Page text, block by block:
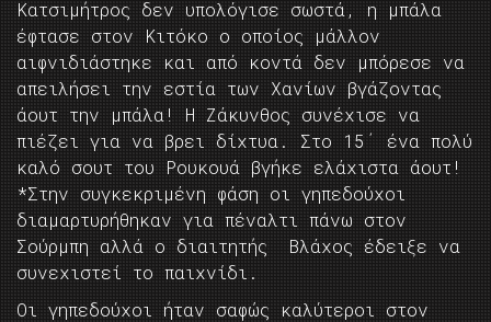
Κατσιμήτρος δεν υπολόγισε σωστά, η μπάλα
έφτασε στον Κιτόκο ο οποίος μάλλον
αιφνιδιάστηκε και από κοντά δεν μπόρεσε να
απειλήσει την εστία των Χανίων βγάζοντας
άουτ την μπάλα! Η Ζάκυνθος συνέχισε να
πιέζει για να βρει δίχτυα. Στο 15΄ ένα πολύ
καλό σουτ του Ρουκουά βγήκε ελάχιστα άουτ!
*Στην συγκεκριμένη φάση οι γηπεδούχοι
διαμαρτυρήθηκαν για πέναλτι πάνω στον
Σούρμπη αλλά ο διαιτητής Βλάχος έδειξε να
συνεχιστεί το παιχνίδι.
Οι γηπεδούχοι ήταν σαφώς καλύτεροι στον